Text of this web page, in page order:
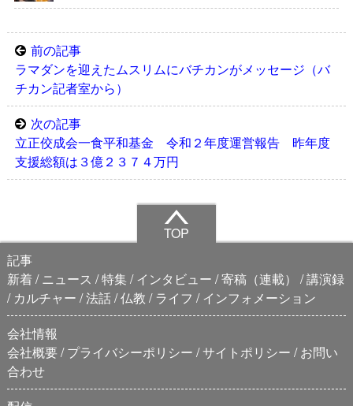
前の記事
ラマダンを迎えたムスリムにバチカンがメッセージ（バ
チカン記者室から）
次の記事
立正佼成会一食平和基金 令和２年度運営報告 昨年度
支援総額は３億２３７４万円
TOP
記事
新着
ニュース 特集 インタビュー 寄稿（連載）
講演録
カルチャー 法話 仏教 ライフ
インフォメーション
会社情報
会社概要 プライバシーポリシー サイトポリシー
お問い
合わせ